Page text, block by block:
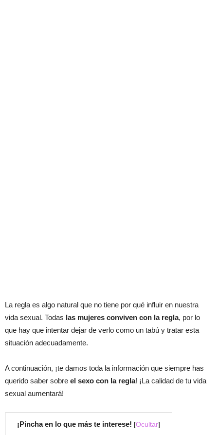
La regla es algo natural que no tiene por qué influir en nuestra
vida sexual. Todas las mujeres conviven con la regla, por lo
que hay que intentar dejar de verlo como un tabú y tratar esta
situación adecuadamente.
A continuación, ¡te damos toda la información que siempre has
querido saber sobre el sexo con la regla! ¡La calidad de tu vida
sexual aumentará!
¡Pincha en lo que más te interese! [Ocultar]